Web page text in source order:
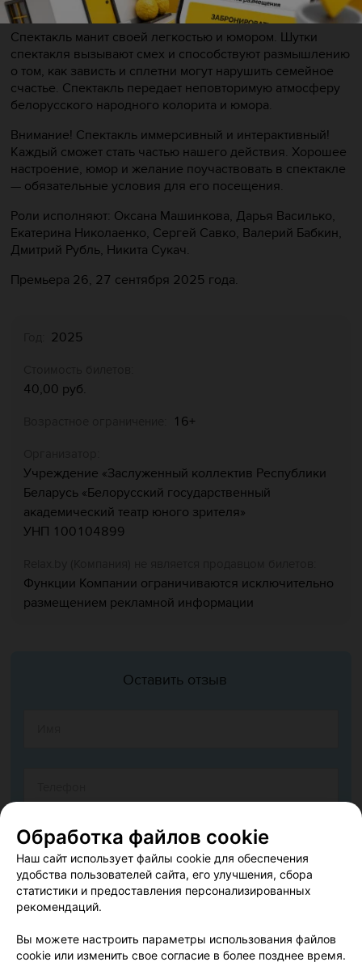
выполнить это условие?
Спектакль манит своей легкостью и юмором. Шутки
спектакля вызывают смех и способствуют размышлению
о том, как зависть и сплетни могут нарушить семейное
счастье. Спектакль передает неповторимую атмосферу
белорусского народного колорита и юмора.
Внимание! Спектакль иммерсивный и интерактивный!
Каждый сможет стать частью нашего действия. Хорошее
настроение, юмор и желание поучаствовать в спектакле
— обязательные условия для его посещения.
Роли исполняют: Оксана Машинкова, Дарья Василько,
Екатерина Николаенко, Сергей Савко, Валерий Бабкин,
Дмитрий Рубль, Никита Сукач.
Премьера 26, 27 сентября 2025 года.
2025
40,00 руб.
16+
Учреждение «Заслуженный коллектив Республики
Беларусь «Белорусский государственный
академический театр юного зрителя»
УНП 100104899
Функции Компании ограничиваются исключительно
размещением рекламной информации
Оставить отзыв
Согласен опубликовать отзыв. Подробнее обусловиях
Обработка файлов cookie
Наш сайт использует файлы cookie для обеспечения
удобства пользователей сайта, его улучшения, сбора
статистики и предоставления персонализированных
рекомендаций.
Вы можете настроить параметры использования файлов
cookie или изменить свое согласие в более позднее время.